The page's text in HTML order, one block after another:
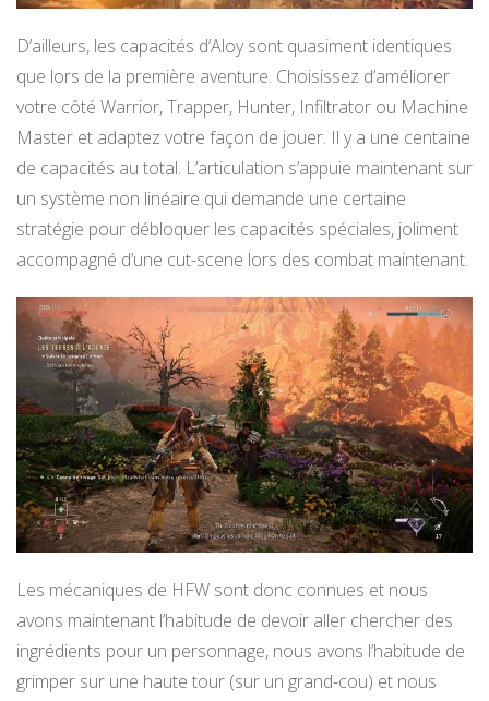
D’ailleurs, les capacités d’Aloy sont quasiment identiques
que lors de la première aventure. Choisissez d’améliorer
votre côté Warrior, Trapper, Hunter, Infiltrator ou Machine
Master et adaptez votre façon de jouer. Il y a une centaine
de capacités au total. L’articulation s’appuie maintenant sur
un système non linéaire qui demande une certaine
stratégie pour débloquer les capacités spéciales, joliment
accompagné d’une cut-scene lors des combat maintenant.
Les mécaniques de HFW sont donc connues et nous
avons maintenant l’habitude de devoir aller chercher des
ingrédients pour un personnage, nous avons l’habitude de
grimper sur une haute tour (sur un grand-cou) et nous